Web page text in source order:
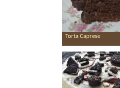
Torta Caprese